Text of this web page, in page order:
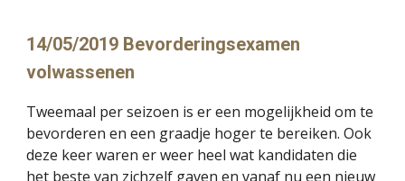
14/05/2019 Bevorderingsexamen
volwassenen
Tweemaal per seizoen is er een mogelijkheid om te
bevorderen en een graadje hoger te bereiken. Ook
deze keer waren er weer heel wat kandidaten die
het beste van zichzelf gaven en vanaf nu een nieuw